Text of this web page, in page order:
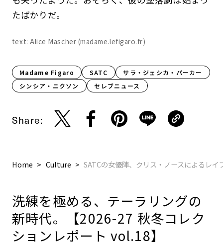
たばかりだ。
text: Alice Mascher (madame.lefigaro.fr)
Madame Figaro SATC
サラ・ジェシカ・パーカー
シンシア・ニクソン
セレブニュース
Share:
Home Culture SATCの女優陣、クリス・ノースによるレ
洗練を極める、テーラリングの
新時代。【2026-27 秋冬コレク
ションレポート vol.18】